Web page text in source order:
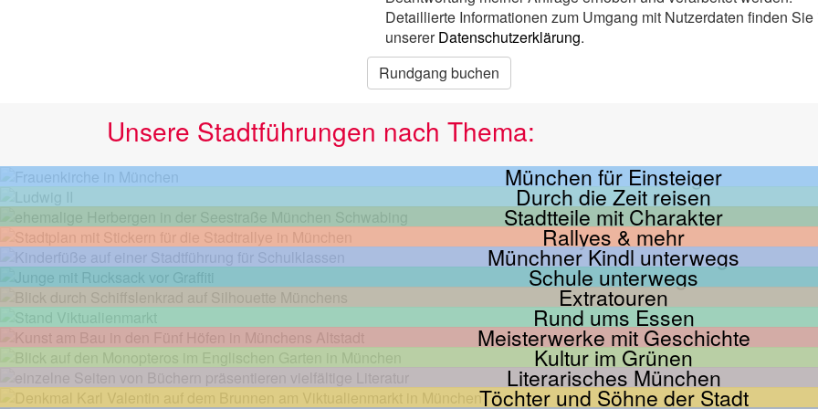
Detaillierte Informationen zum Umgang mit Nutzerdaten finden Sie
unsererDatenschutzerklärung.
Rundgang buchen
Unsere Stadtführungen nach Thema:
München für Einsteiger
Durch die Zeit reisen
Stadtteile mit Charakter
Rallyes & mehr
Münchner Kindl unterwegs
Schule unterwegs
Extratouren
Rund ums Essen
Meisterwerke mit Geschichte
Kultur im Grünen
Literarisches München
Töchter und Söhne der Stadt